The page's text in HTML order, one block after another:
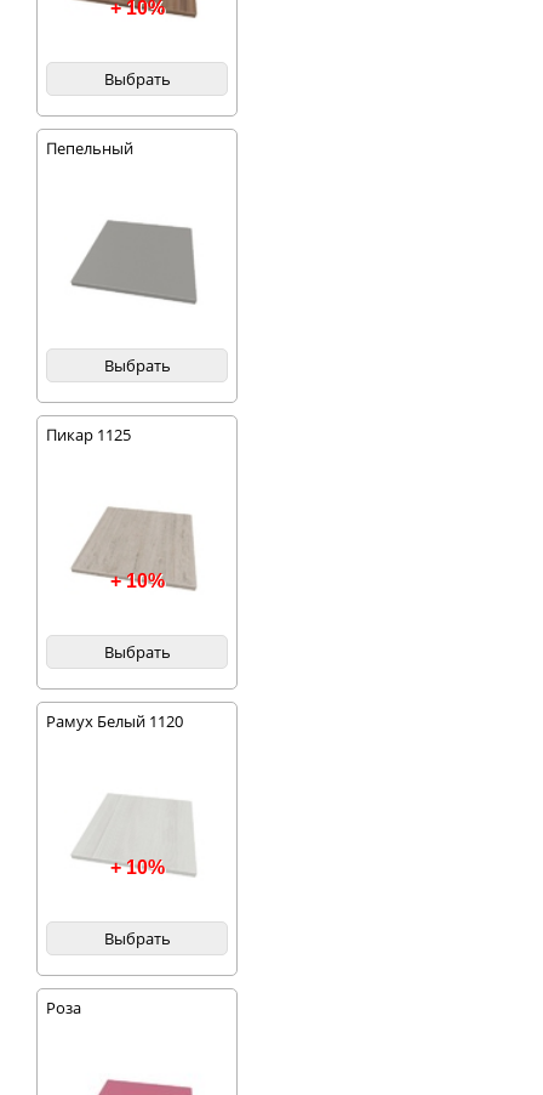
+ 10%
Выбрать
Пепельный
Выбрать
Пикар 1125
+ 10%
Выбрать
Рамух Белый 1120
+ 10%
Выбрать
Роза